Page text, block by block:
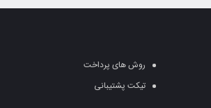
روش های پرداخت
تیکت پشتیبانی